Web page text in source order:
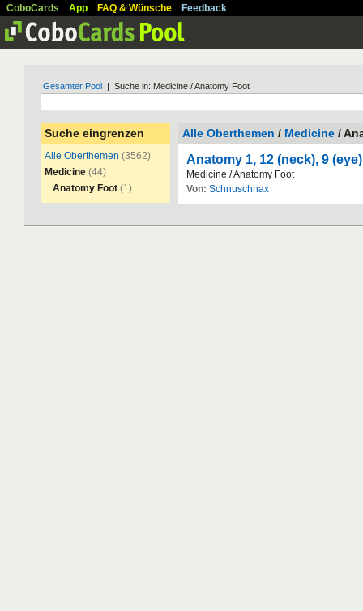
CoboCards App FAQ & Wünsche Feedback
Gesamter Pool | Suche in: Medicine / Anatomy Foot
Suche eingrenzen
Alle Oberthemen (3562)
Medicine (44)
Anatomy Foot (1)
Alle Oberthemen / Medicine /
Anatomy 1, 12 (neck), 9 (eye)
Medicine /Anatomy Foot
Von: Schnuschnax